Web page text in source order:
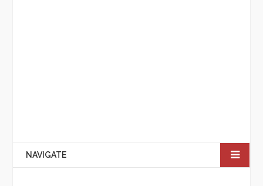
NAVIGATE